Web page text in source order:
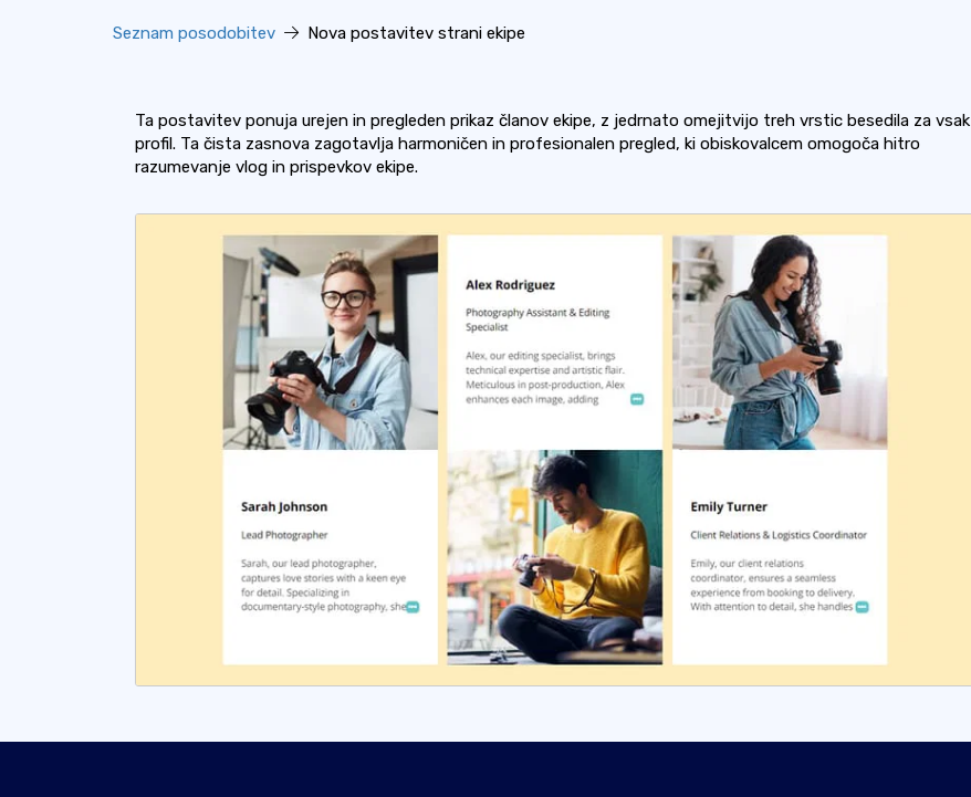
Seznam posodobitev Nova postavitev strani ekipe
Ta postavitev ponuja urejen in pregleden prikaz članov ekipe, z jedrnato omejitvijo treh vrstic besedila za vsak
profil. Ta čista zasnova zagotavlja harmoničen in profesionalen pregled, ki obiskovalcem omogoča hitro
razumevanje vlog in prispevkov ekipe.